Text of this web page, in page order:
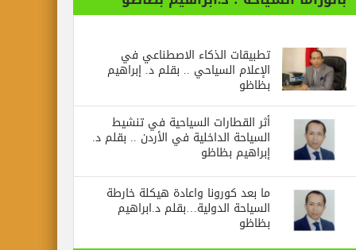
تطبيقات الذكاء الاصطناعي في
الإعلام السياحي .. بقلم د. إبراهيم
بظاظو
أثر القطارات السياحية في تنشيط
السياحة الداخلية في الأردن .. بقلم د.
إبراهيم بظاظو
ما بعد كورونا واعادة هيكلة خارطة
السياحة الدولية…بقلم د.ابراهيم
بظاظو